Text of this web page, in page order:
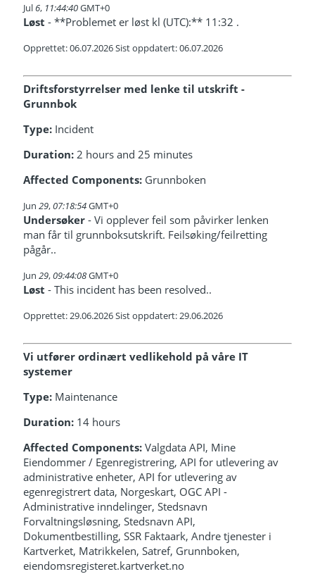
Jul6, 11:44:40GMT+0
Løst - **Problemet er løst kl (UTC):** 11:32 .
Opprettet: 06.07.2026 Sist oppdatert: 06.07.2026
Driftsforstyrrelser med lenke til utskrift -
Grunnbok
Type: Incident
Duration: 2 hours and 25 minutes
Affected Components: Grunnboken
Jun 29,07:18:54GMT+0
Undersøker - Vi opplever feil som påvirker lenken
man får til grunnboksutskrift. Feilsøking/feilretting
pågår..
Jun 29,09:44:08GMT+0
Løst - This incident has been resolved..
Opprettet: 29.06.2026 Sist oppdatert: 29.06.2026
Vi utfører ordinært vedlikehold på våre IT
systemer
Type: Maintenance
Duration: 14 hours
Affected Components: Valgdata API, Mine
Eiendommer / Egenregistrering, API for utlevering av
administrative enheter, API for utlevering av
egenregistrert data, Norgeskart, OGC API -
Administrative inndelinger, Stedsnavn
Forvaltningsløsning, Stedsnavn API,
Dokumentbestilling, SSR Faktaark, Andre tjenester i
Kartverket, Matrikkelen, Satref, Grunnboken,
eiendomsregisteret.kartverket.no